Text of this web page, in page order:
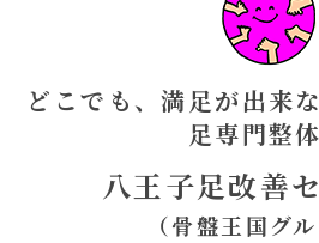
どこでも、満足が出来
足専門整
八王子足改善
（骨盤王国グル